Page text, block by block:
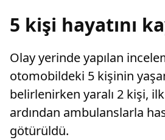
5 kişi hayatını
Olay yerinde yapılan
otomobildeki 5 kişinin
belirlenirken yaralı 2 kişi,
ardından ambulanslarla
götürüldü.